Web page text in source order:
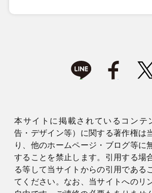
本サイトに掲載されているコンテ
告・デザイン等）に関する著作権は
り、他のホームページ・ブログ等に
することを禁止します。引用する場
る等して当サイトからの引用である
てください。なお、当サイトへのリ